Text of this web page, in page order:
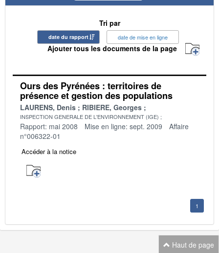
Tri par
date du rapport date de mise en ligne
Ajouter tous les documents de la page
Ours des Pyrénées : territoires de
présence et gestion des populations
LAURENS, Denis RIBIERE, Georges
INSPECTION GENERALE DE L'ENVIRONNEMENT (IGE)
Rapport: mai 2008 Mise en ligne: sept. 2009
Affaire
n°006322-01
Accéder à la notice
1
Haut de page